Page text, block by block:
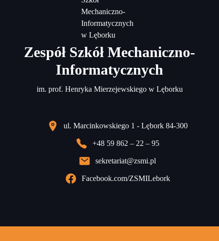
Zespół Szkół Mechaniczno-
Informatycznych
im. prof. Henryka Mierzejewskiego w Lęborku
ul. Marcinkowskiego 1 - Lębork 84-300
+48 59 862 – 22 – 95
sekretariat@zsmi.pl
Facebook.com/ZSMILebork